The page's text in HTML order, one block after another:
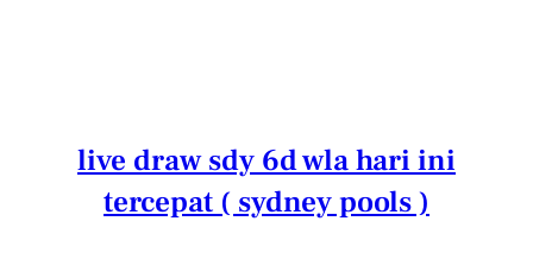
live draw sdy 6d wla hari ini
tercepat ( sydney pools )